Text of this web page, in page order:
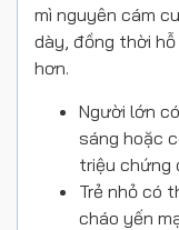
mì nguyên cám
dày, đồng thời
hơn.
Người lớn
sáng hoặc
triệu chứng
Trẻ nhỏ có
cháo yến